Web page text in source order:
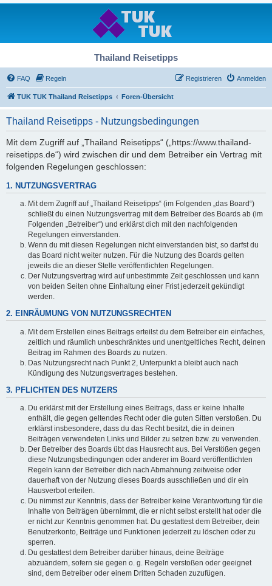
Thailand Reisetipps
FAQ Regeln Anmelden
Registrieren
TUK TUK Thailand Reisetipps Foren-Übersicht
Thailand Reisetipps - Nutzungsbedingungen
Mit dem Zugriff auf „Thailand Reisetipps“ („https://www.thailand-
reisetipps.de“) wird zwischen dir und dem Betreiber ein Vertrag mit
folgenden Regelungen geschlossen:
1. NUTZUNGSVERTRAG
Mit dem Zugriff auf „Thailand Reisetipps“ (im Folgenden „das Board“)
schließt du einen Nutzungsvertrag mit dem Betreiber des Boards ab (im
Folgenden „Betreiber“) und erklärst dich mit den nachfolgenden
Regelungen einverstanden.
Wenn du mit diesen Regelungen nicht einverstanden bist, so darfst du
das Board nicht weiter nutzen. Für die Nutzung des Boards gelten
jeweils die an dieser Stelle veröffentlichten Regelungen.
Der Nutzungsvertrag wird auf unbestimmte Zeit geschlossen und kann
von beiden Seiten ohne Einhaltung einer Frist jederzeit gekündigt
werden.
2. EINRÄUMUNG VON NUTZUNGSRECHTEN
Mit dem Erstellen eines Beitrags erteilst du dem Betreiber ein einfaches,
zeitlich und räumlich unbeschränktes und unentgeltliches Recht, deinen
Beitrag im Rahmen des Boards zu nutzen.
Das Nutzungsrecht nach Punkt 2, Unterpunkt a bleibt auch nach
Kündigung des Nutzungsvertrages bestehen.
3. PFLICHTEN DES NUTZERS
Du erklärst mit der Erstellung eines Beitrags, dass er keine Inhalte
enthält, die gegen geltendes Recht oder die guten Sitten verstoßen. Du
erklärst insbesondere, dass du das Recht besitzt, die in deinen
Beiträgen verwendeten Links und Bilder zu setzen bzw. zu verwenden.
Der Betreiber des Boards übt das Hausrecht aus. Bei Verstößen gegen
diese Nutzungsbedingungen oder anderer im Board veröffentlichten
Regeln kann der Betreiber dich nach Abmahnung zeitweise oder
dauerhaft von der Nutzung dieses Boards ausschließen und dir ein
Hausverbot erteilen.
Du nimmst zur Kenntnis, dass der Betreiber keine Verantwortung für die
Inhalte von Beiträgen übernimmt, die er nicht selbst erstellt hat oder die
er nicht zur Kenntnis genommen hat. Du gestattest dem Betreiber, dein
Benutzerkonto, Beiträge und Funktionen jederzeit zu löschen oder zu
sperren.
Du gestattest dem Betreiber darüber hinaus, deine Beiträge
abzuändern, sofern sie gegen o. g. Regeln verstoßen oder geeignet
sind, dem Betreiber oder einem Dritten Schaden zuzufügen.